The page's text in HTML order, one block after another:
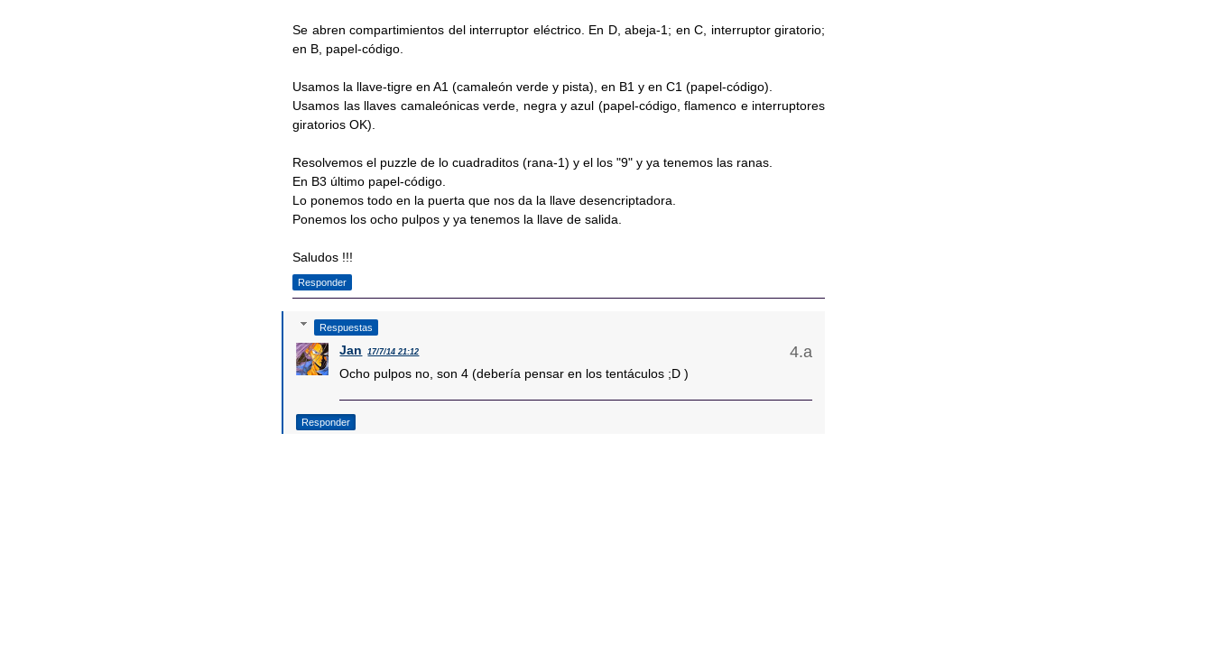
Se abren compartimientos del interruptor eléctrico. En D, abeja-1; en C, interruptor giratorio;
en B, papel-código.
Usamos la llave-tigre en A1 (camaleón verde y pista), en B1 y en C1 (papel-código).
Usamos las llaves camaleónicas verde, negra y azul (papel-código, flamenco e interruptores
giratorios OK).
Resolvemos el puzzle de lo cuadraditos (rana-1) y el los "9" y ya tenemos las ranas.
En B3 último papel-código.
Lo ponemos todo en la puerta que nos da la llave desencriptadora.
Ponemos los ocho pulpos y ya tenemos la llave de salida.
Saludos !!!
Responder
Respuestas
Jan 17/7/14 21:12
Ocho pulpos no, son 4 (debería pensar en los tentáculos ;D )
Responder